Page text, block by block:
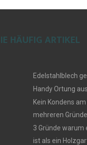
HÄUFIG ARTIKEL
Edelstahlblech
Handy Ortung
Kein Kondens
mehreren
3 Gründe warum
ist als ein